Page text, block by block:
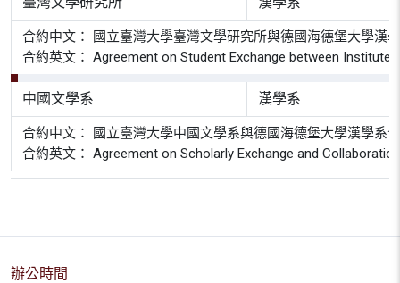
合約中文： 國立臺灣大學臺灣文學研究所與德國海德堡大學漢
合約英文： Agreement on Student Exchange between
中國文學系 漢學系
合約中文： 國立臺灣大學中國文學系與德國海德堡大學漢學系
合約英文： Agreement on Scholarly Exchange and
辦公時間